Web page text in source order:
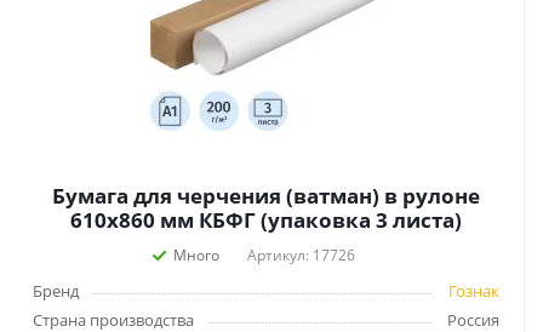
Бумага для черчения (ватман) в рулоне
610х860 мм КБФГ (упаковка 3 листа)
Много Артикул: 17726
Бренд
Гознак
Страна производства
Россия